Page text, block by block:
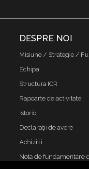
DESPRE NOI
Misiune / Strategie /
Echipa
Structura ICR
Rapoarte de activitate
Istoric
Declaraţii de avere
Achizitii
Nota de fundamentare